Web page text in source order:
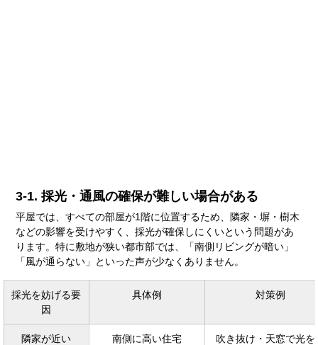
3-1. 採光・通風の確保が難しい場合がある
平屋では、すべての部屋が1階に位置するため、隣家・塀・樹木
などの影響を受けやすく、採光が確保しにくいという問題があ
ります。特に敷地が狭い都市部では、「南側リビングが暗い」
「風が通らない」といった声が少なくありません。
採光を妨げる要
因
具体例 対策例
隣家が近い 南側に高い住宅
吹き抜け・天窓で光を